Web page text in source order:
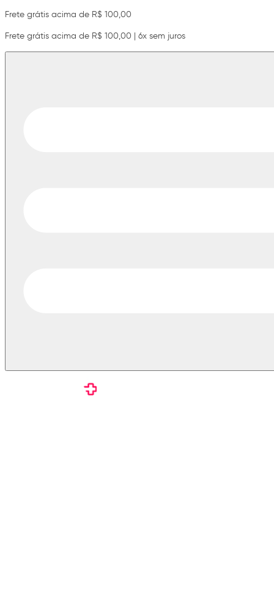
Frete grátis acima de R$ 100,00
Frete grátis acima de R$ 100,00 | 6x sem juros